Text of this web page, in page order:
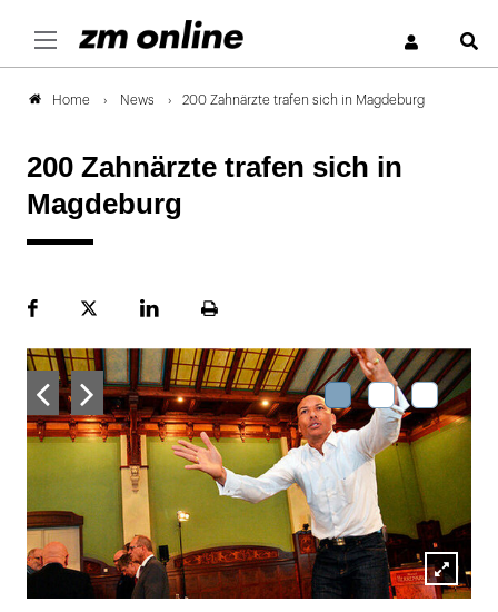
Home News 200 Zahnärzte trafen sich in Magdeburg
200 Zahnärzte trafen sich in
Magdeburg
FacebookPlattformLinekdInSeite
Lightbox